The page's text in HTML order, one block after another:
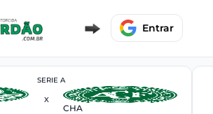
Entrar
SERIE A
X
CHA